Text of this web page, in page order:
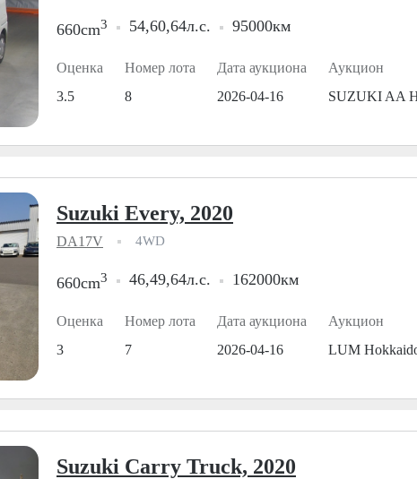
660cm3 54,60,64л.с. 95000км
Оценка
3.5
Номер лота
8
Дата аукциона
2026-04-16
Аукцион
SUZUKI AA
Suzuki Every, 2020
DA17V 4WD
660cm3 46,49,64л.с. 162000км
Оценка
3
Номер лота
7
Дата аукциона
2026-04-16
Аукцион
LUM
Suzuki Carry Truck, 2020